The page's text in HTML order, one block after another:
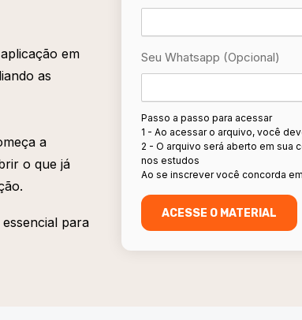
em
as
a
o que já
para
Seu Whatsapp (opcional)
Passo a passo para acessar
1 - Ao acessar o arquivo, você
2 - O arquivo será aberto em sua
nos estudos
Ao se inscrever você concorda